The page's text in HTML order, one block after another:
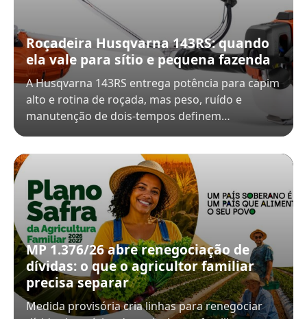
Roçadeira Husqvarna 143RS: quando
ela vale para sítio e pequena fazenda
A Husqvarna 143RS entrega potência para capim
alto e rotina de roçada, mas peso, ruído e
manutenção de dois-tempos definem…
MP 1.376/26 abre renegociação de
dívidas: o que o agricultor familiar
precisa separar
Medida provisória cria linhas para renegociar